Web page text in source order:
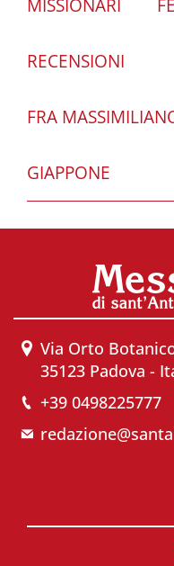
MISSIONARI
RECENSIONI
FRA
GIAPPONE
Via Orto
35123 Padova -
+39 0498225777